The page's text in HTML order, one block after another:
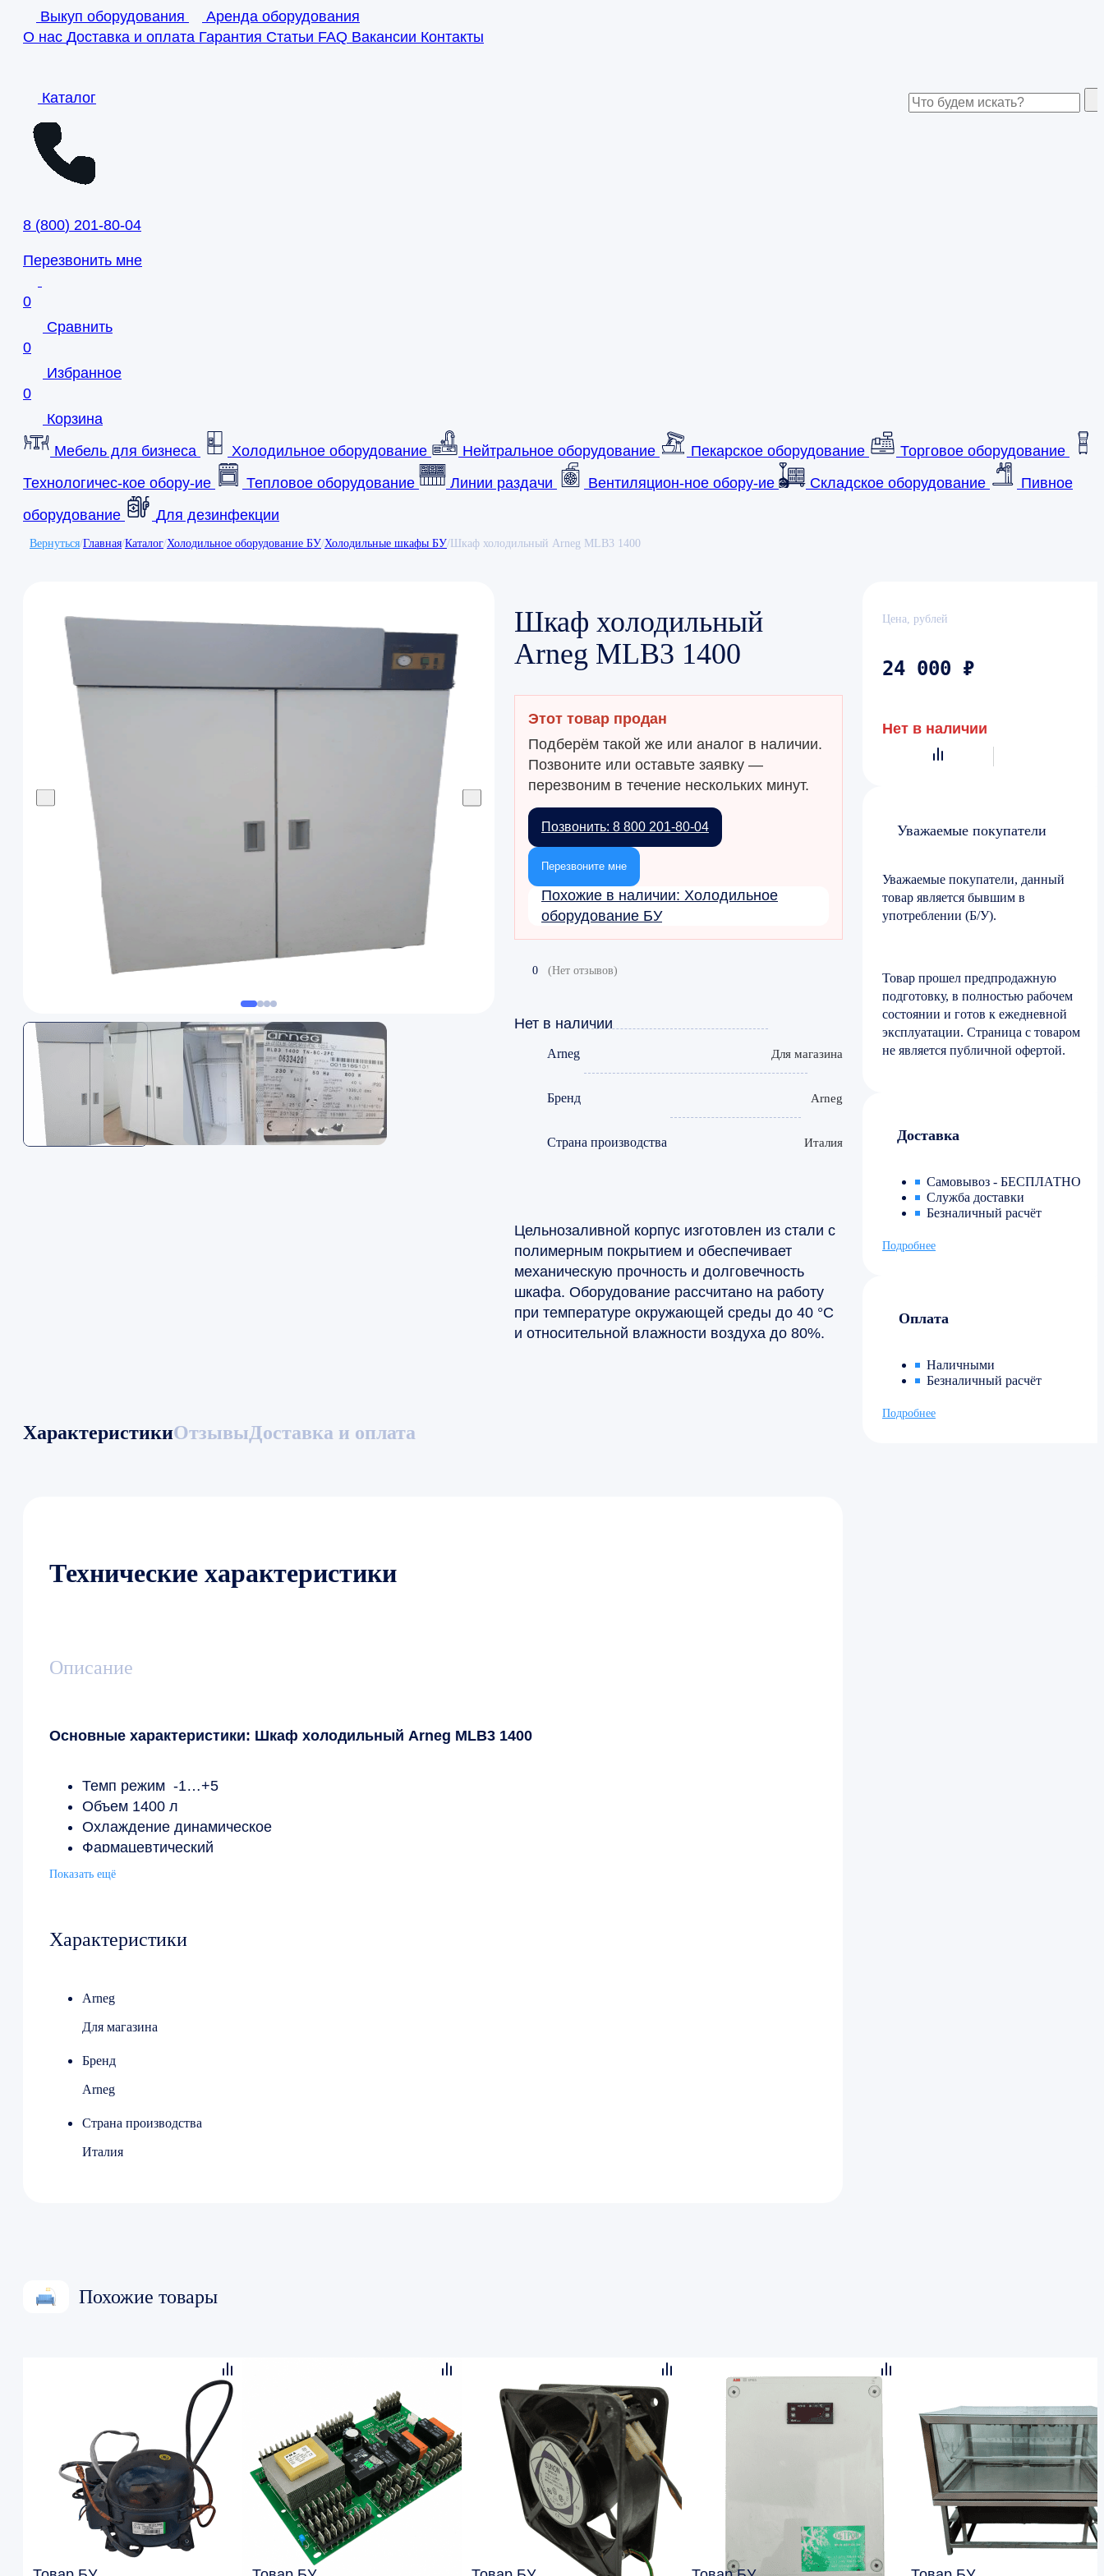
Выкуп оборудования
Аренда оборудования
О нас Доставка и оплата Гарантия Статьи FAQ Вакансии Контакты
Каталог
8 (800) 201-80-04
Перезвонить мне
0
Сравнить
0
Избранное
0
Корзина
Мебель для бизнеса
Холодильное оборудование Нейтральное оборудование Пекарское оборудование
Торговое оборудование
Технологичес-кое обору-ие
Тепловое оборудование Линии раздачи Вентиляцион-ное обору-ие Складское оборудование
Пивное
оборудование
Для дезинфекции
Вернуться/Главная/Каталог/Холодильное оборудование БУ/Холодильные шкафы БУ/ Шкаф холодильный Arneg MLB3 1400
Шкаф холодильный
Arneg MLB3 1400
Этот товар продан
Подберём такой же или аналог в наличии.
Позвоните или оставьте заявку —
перезвоним в течение нескольких минут.
Позвонить: 8 800 201-80-04
Перезвоните мне
Похожие в наличии: Холодильное
оборудование БУ
0 (Нет отзывов)
Нет в наличии
Arneg Для магазина
Бренд Arneg
Страна производства Италия
Цельнозаливной корпус изготовлен из стали с
полимерным покрытием и обеспечивает
механическую прочность и долговечность
шкафа. Оборудование рассчитано на работу
при температуре окружающей среды до 40 °С
и относительной влажности воздуха до 80%.
ХарактеристикиОтзывыДоставка и оплата
Технические характеристики
Описание
Основные характеристики: Шкаф холодильный Arneg MLB3 1400
Темп режим -1…+5
Объем 1400 л
Охлаждение динамическое
Фармацевтический
Исполнение двери глухая
Глубина 925 мм
Показать ещё
Характеристики
Arneg
Для магазина
Бренд
Arneg
Страна производства
Италия
Цена, рублей
24 000 ₽
Нет в наличии
Уважаемые покупатели
Уважаемые покупатели, данный
товар является бывшим в
употреблении (Б/У).
Товар прошел предпродажную
подготовку, в полностью рабочем
состоянии и готов к ежедневной
эксплуатации. Страница с товаром
не является публичной офертой.
Доставка
Самовывоз - БЕСПЛАТНО
Служба доставки
Безналичный расчёт
Подробнее
Оплата
Наличными
Безналичный расчёт
Подробнее
Похожие товары